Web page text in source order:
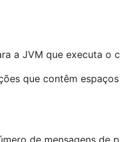
a JVM que executa o
que contêm
de mensagens de